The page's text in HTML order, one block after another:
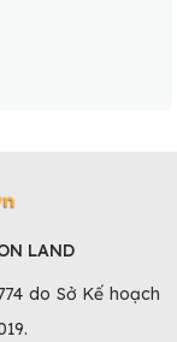
LAND
do Sở Kế hoạch